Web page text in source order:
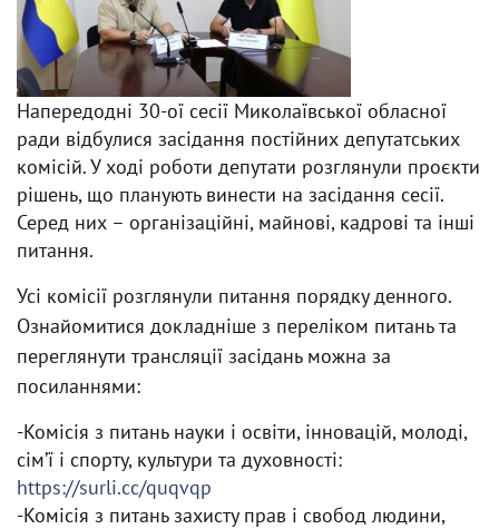
Напередодні 30-ої сесії Миколаївської обласної
ради відбулися засідання постійних депутатських
комісій. У ході роботи депутати розглянули проєкти
рішень, що планують винести на засідання сесії.
Серед них – організаційні, майнові, кадрові та інші
питання.
Усі комісії розглянули питання порядку денного.
Ознайомитися докладніше з переліком питань та
переглянути трансляції засідань можна за
посиланнями:
-Комісія з питань науки і освіти, інновацій, молоді,
сім’ї і спорту, культури та духовності:
https://surli.cc/quqvqp
-Комісія з питань захисту прав і свобод людини,